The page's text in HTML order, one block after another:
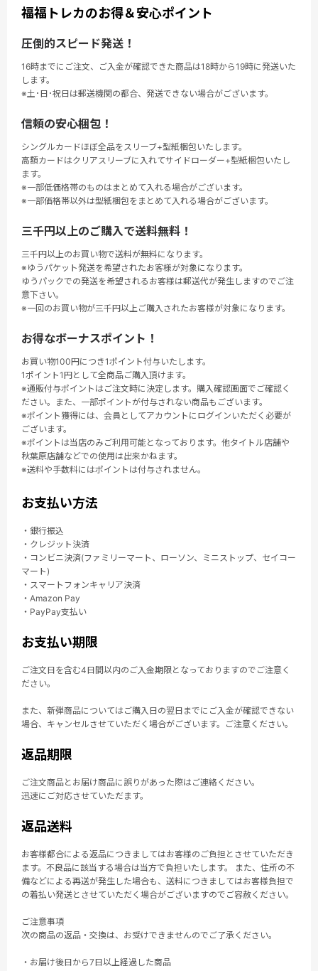
福福トレカのお得＆安心ポイント
圧倒的スピード発送！
16時までにご注文、ご入金が確認できた商品は18時から19時に発送いた
します。
※土･日･祝日は郵送機関の都合、発送できない場合がございます。
信頼の安心梱包！
シングルカードほぼ全品をスリーブ+型紙梱包いたします。
高額カードはクリアスリーブに入れてサイドローダー+型紙梱包いたし
ます。
※一部低価格帯のものはまとめて入れる場合がございます。
※一部価格帯以外は型紙梱包をまとめて入れる場合がございます。
三千円以上のご購入で送料無料！
三千円以上のお買い物で送料が無料になります。
※ゆうパケット発送を希望されたお客様が対象になります。
ゆうパックでの発送を希望されるお客様は郵送代が発生しますのでご注
意下さい。
※一回のお買い物が三千円以上ご購入されたお客様が対象になります。
お得なボーナスポイント！
お買い物100円につき1ポイント付与いたします。
1ポイント1円として全商品ご購入頂けます。
※通販付与ポイントはご注文時に決定します。購入確認画面でご確認く
ださい。また、一部ポイントが付与されない商品もございます。
※ポイント獲得には、会員としてアカウントにログインいただく必要が
ございます。
※ポイントは当店のみご利用可能となっております。他タイトル店舗や
秋葉原店舗などでの使用は出来かねます。
※送料や手数料にはポイントは付与されません。
お支払い方法
・銀行振込
・クレジット決済
・コンビニ決済(ファミリーマート、ローソン、ミニストップ、セイコー
マート)
・スマートフォンキャリア決済
・Amazon Pay
・PayPay支払い
お支払い期限
ご注文日を含む4日間以内のご入金期限となっておりますのでご注意く
ださい。
また、新弾商品についてはご購入日の翌日までにご入金が確認できない
場合、キャンセルさせていただく場合がございます。ご注意ください。
返品期限
ご注文商品とお届け商品に誤りがあった際はご連絡ください。
迅速にご対応させていただます。
返品送料
お客様都合による返品につきましてはお客様のご負担とさせていただき
ます。不良品に該当する場合は当方で負担いたします。 また、住所の不
備などによる再送が発生した場合も、送料につきましてはお客様負担で
の着払い発送とさせていただく場合がございますのでご容赦ください。
ご注意事項
次の商品の返品・交換は、お受けできませんのでご了承ください。
・お届け後日から7日以上経過した商品